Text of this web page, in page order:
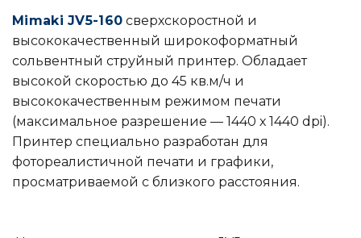
Mimaki JV5-160 сверхскоростной и
высококачественный широкоформатный
сольвентный струйный принтер. Обладает
высокой скоростью до 45 кв.м/ч и
высококачественным режимом печати
(максимальное разрешение — 1440 х 1440 dpi).
Принтер специально разработан для
фотореалистичной печати и графики,
просматриваемой с близкого расстояния.